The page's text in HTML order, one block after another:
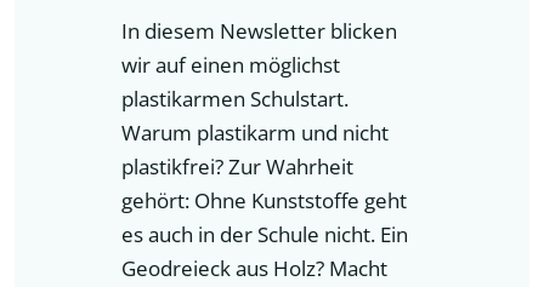
In diesem Newsletter blicken
wir auf einen möglichst
plastikarmen Schulstart.
Warum plastikarm und nicht
plastikfrei? Zur Wahrheit
gehört: Ohne Kunststoffe geht
es auch in der Schule nicht. Ein
Geodreieck aus Holz? Macht